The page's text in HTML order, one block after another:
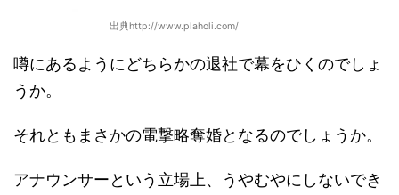
出典http://www.plaholi.com/
噂にあるようにどちらかの退社で幕をひくのでしょ
うか。
それともまさかの電撃略奪婚となるのでしょうか。
アナウンサーという立場上、うやむやにしないでき